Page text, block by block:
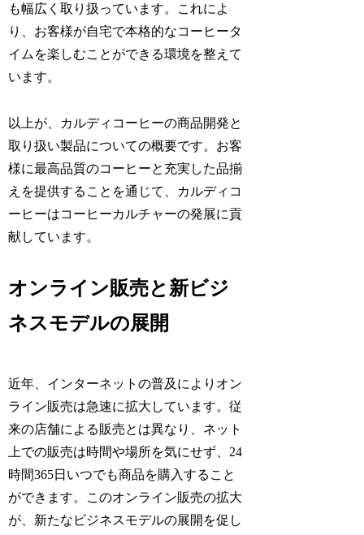
も幅広く取り扱っています。これによ
り、お客様が自宅で本格的なコーヒータ
イムを楽しむことができる環境を整えて
います。
以上が、カルディコーヒーの商品開発と
取り扱い製品についての概要です。お客
様に最高品質のコーヒーと充実した品揃
えを提供することを通じて、カルディコ
ーヒーはコーヒーカルチャーの発展に貢
献しています。
オンライン販売と新ビジ
ネスモデルの展開
近年、インターネットの普及によりオン
ライン販売は急速に拡大しています。従
来の店舗による販売とは異なり、ネット
上での販売は時間や場所を気にせず、24
時間365日いつでも商品を購入すること
ができます。このオンライン販売の拡大
が、新たなビジネスモデルの展開を促し